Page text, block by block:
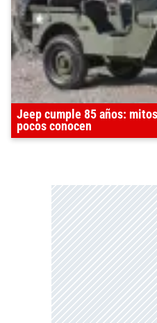
Jeep cumple 85 años:
pocos conocen